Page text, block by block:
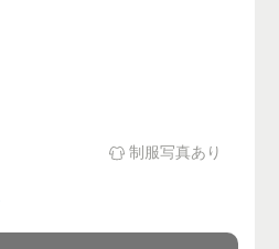
制服写真あり